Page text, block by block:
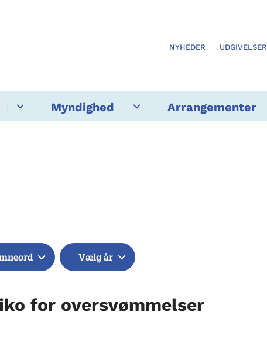
NYHEDER UDGIVELSER
Myndighed Arrangementer
Vælg år
for oversvømmelser